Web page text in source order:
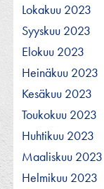
Lokakuu 2023
Syyskuu 2023
Elokuu 2023
Heinäkuu 2023
Kesäkuu 2023
Toukokuu 2023
Huhtikuu 2023
Maaliskuu 2023
Helmikuu 2023